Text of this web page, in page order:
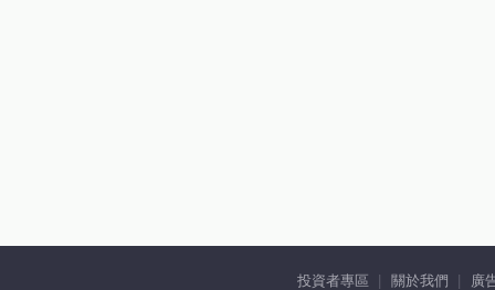
投資者專區 關於我們 廣